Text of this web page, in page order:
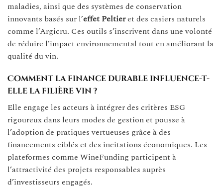
maladies, ainsi que des systèmes de conservation
innovants basés sur l’effet Peltieret des casiers naturels
comme l’Argicru. Ces outils s’inscrivent dans une volonté
de réduire l’impact environnemental tout en améliorant la
qualité du vin.
Comment la finance durable influence-t-
elle la filière vin ?
Elle engage les acteurs à intégrer des critères ESG
rigoureux dans leurs modes de gestion et pousse à
l’adoption de pratiques vertueuses grâce à des
financements ciblés et des incitations économiques. Les
plateformes comme WineFunding participent à
l’attractivité des projets responsables auprès
d’investisseurs engagés.